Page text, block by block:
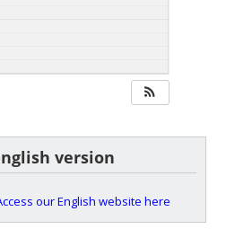
version
our English website here